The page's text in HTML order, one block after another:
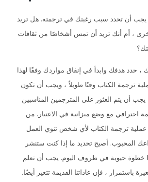
يجب أن تحدد سبب رغبتك في ترجمته. هل تريد
، أم أنك تريد أن تمس أشخاصًا من ثقافات
، حدد هدفك وابدأ في إنفاق مواردك وفقًا لهذا
ترجمة الكتاب وقتًا طويلاً ، ويجب أن تكون
يجب أن يتم العثور على المترجمين المناسبين
احترافي مع وضع ميزانية في الاعتبار. من
ترجمة الكتاب لأي شخص تنوي العمل
المحبوب. أصبح تحديد ما إذا كنت ستنشر
خطوة حيوية في ظروف اليوم. يجب أن تعلم
باستمرار ، فإن عاداتنا القديمة تتغير أيضًا.